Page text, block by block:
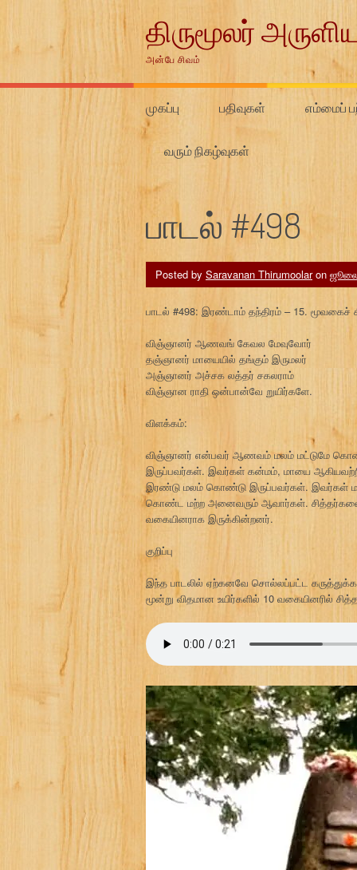
திருமூலர்
அன்பே சிவம்
முகப்பு பதிவுகள் எம்மைப்
வரும் நிகழ்வுகள்
பாடல் #498
Posted by Saravanan Thirumoolaron
பாடல் #498: இரண்டாம் தந்திரம் – 15. மூவகைச்
விஞ்ஞானர் ஆணவங் கேவல மேவுவோர்
தஞ்ஞானர் மாயையில் தங்கும் இருமலர்
அஞ்ஞானர் அச்சக லத்தர் சகலராம்
விஞ்ஞான ராதி ஒன்பான்வே றுயிர்களே.
விளக்கம்:
விஞ்ஞானர் என்பவர் ஆணவம் மலம் மட்டுமே
இருப்பவர்கள். இவர்கள் கன்மம், மாயை
இரண்டு மலம் கொண்டு இருப்பவர்கள். இவர்கள்
கொண்ட மற்ற அனைவரும் ஆவார்கள்.
வகையினராக இருக்கின்றனர்.
குறிப்பு
இந்த பாடலில் ஏற்கனவே சொல்லப்பட்ட
மூன்று விதமான உயிர்களில் 10 வகையினரில்